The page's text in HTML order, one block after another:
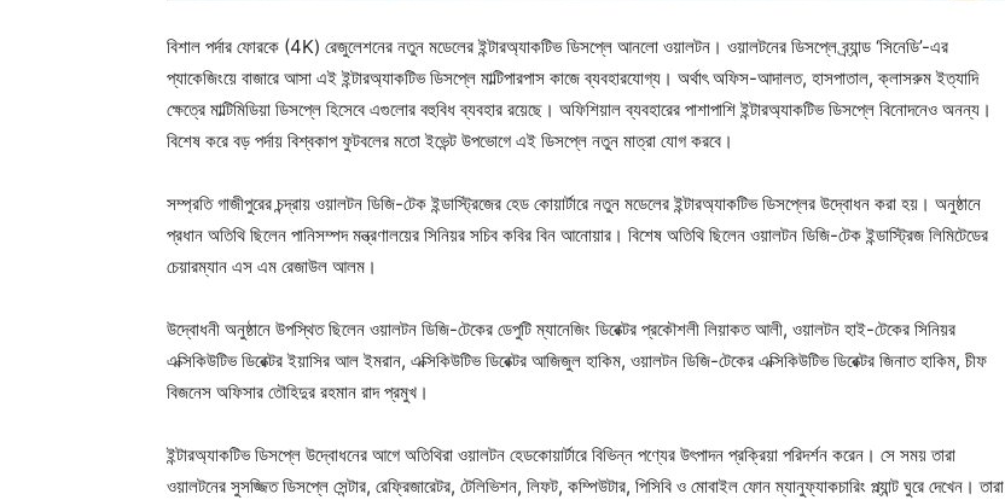
বিশাল পর্দার ফোরকে (4K) রেজুলেশনের নতুন মডেলের ইন্টারঅ্যাকটিভ ডিসপ্লে আনলো ওয়ালটন। ওয়ালটনের ডিসপ্লে ব্র্যান্ড ‘সিনেডি’-এর
প্যাকেজিংয়ে বাজারে আসা এই ইন্টারঅ্যাকটিভ ডিসপ্লে মাল্টিপারপাস কাজে ব্যবহারযোগ্য। অর্থাৎ অফিস-আদালত, হাসপাতাল, ক্লাসরুম ইত্যাদি
ক্ষেত্রে মাল্টিমিডিয়া ডিসপ্লে হিসেবে এগুলোর বহুবিধ ব্যবহার রয়েছে। অফিশিয়াল ব্যবহারের পাশাপাশি ইন্টারঅ্যাকটিভ ডিসপ্লে বিনোদনেও অনন্য।
বিশেষ করে বড় পর্দায় বিশ্বকাপ ফুটবলের মতো ইভেন্ট উপভোগে এই ডিসপ্লে নতুন মাত্রা যোগ করবে।
সম্প্রতি গাজীপুরের চন্দ্রায় ওয়ালটন ডিজি-টেক ইন্ডাস্ট্রিজের হেড কোয়ার্টারে নতুন মডেলের ইন্টারঅ্যাকটিভ ডিসপ্লের উদ্বোধন করা হয়। অনুষ্ঠানে
প্রধান অতিথি ছিলেন পানিসম্পদ মন্ত্রণালয়ের সিনিয়র সচিব কবির বিন আনোয়ার। বিশেষ অতিথি ছিলেন ওয়ালটন ডিজি-টেক ইন্ডাস্ট্রিজ লিমিটেডের
চেয়ারম্যান এস এম রেজাউল আলম।
উদ্বোধনী অনুষ্ঠানে উপস্থিত ছিলেন ওয়ালটন ডিজি-টেকের ডেপুটি ম্যানেজিং ডিরেক্টর প্রকৌশলী লিয়াকত আলী, ওয়ালটন হাই-টেকের সিনিয়র
এক্সিকিউটিভ ডিরেক্টর ইয়াসির আল ইমরান, এক্সিকিউটিভ ডিরেক্টর আজিজুল হাকিম, ওয়ালটন ডিজি-টেকের এক্সিকিউটিভ ডিরেক্টর জিনাত হাকিম, চীফ
বিজনেস অফিসার তৌহিদুর রহমান রাদ প্রমুখ।
ইন্টারঅ্যাকটিভ ডিসপ্লে উদ্বোধনের আগে অতিথিরা ওয়ালটন হেডকোয়ার্টারে বিভিন্ন পণ্যের উৎপাদন প্রক্রিয়া পরিদর্শন করেন। সে সময় তারা
ওয়ালটনের সুসজ্জিত ডিসপ্লে সেন্টার, রেফ্রিজারেটর, টেলিভিশন, লিফট, কম্পিউটার, পিসিবি ও মোবাইল ফোন ম্যানুফ্যাকচারিং প্ল্যান্ট ঘুরে দেখেন। তারা